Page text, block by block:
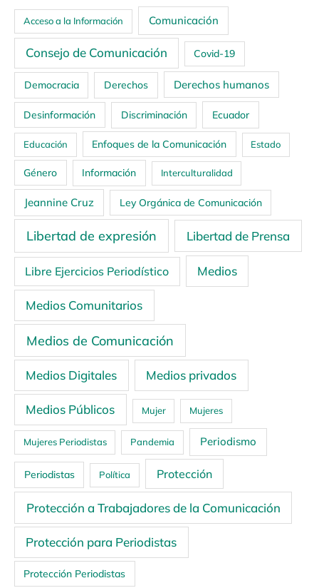
Acceso a la Información Comunicación
Consejo de Comunicación Covid-19
Democracia Derechos Derechos humanos
Desinformación Discriminación Ecuador
Educación Enfoques de la Comunicación Estado
Género Información Interculturalidad
Jeannine Cruz Ley Orgánica de Comunicación
Libertad de expresión Libertad de Prensa
Libre Ejercicios Periodístico Medios
Medios Comunitarios
Medios de Comunicación
Medios Digitales Medios privados
Medios Públicos Mujer Mujeres
Mujeres Periodistas Pandemia Periodismo
Periodistas Política Protección
Protección a Trabajadores de la Comunicación
Protección para Periodistas
Protección Periodistas